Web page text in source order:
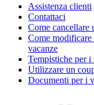
Assistenza clienti
Contattaci
Come cancellare
Come modificare
vacanze
Tempistiche per i
Utilizzare un
Documenti per i